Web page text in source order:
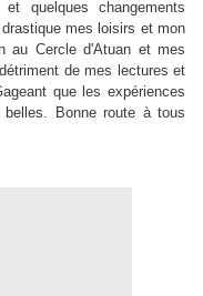
quelques changements
mes loisirs et mon
au Cercle d'Atuan et mes
de mes lectures et
que les expériences
Bonne route à tous